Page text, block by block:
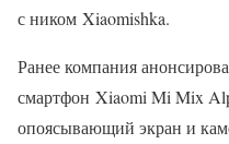
с ником Xiaomishka.
Ранее компания
смартфон Xiaomi Mi Mix
опоясывающий экран и